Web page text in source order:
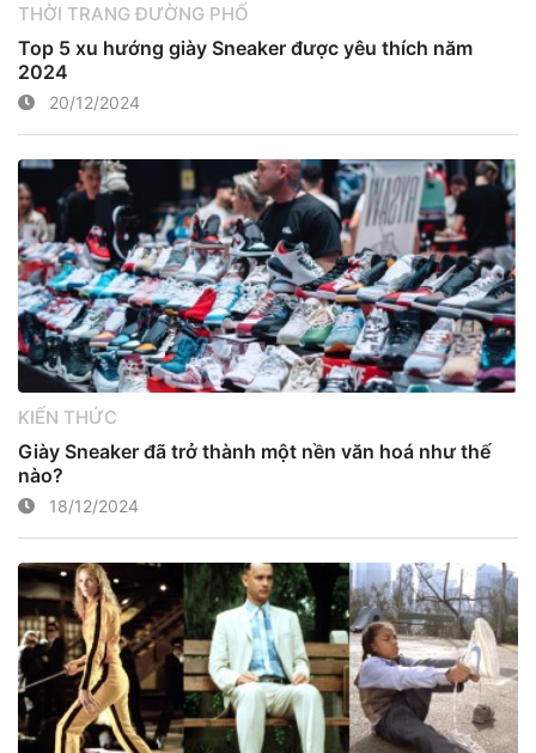
THỜI TRANG ĐƯỜNG PHỐ
Top 5 xu hướng giày Sneaker được yêu thích năm
2024
20/12/2024
KIẾN THỨC
Giày Sneaker đã trở thành một nền văn hoá như thế
nào?
18/12/2024